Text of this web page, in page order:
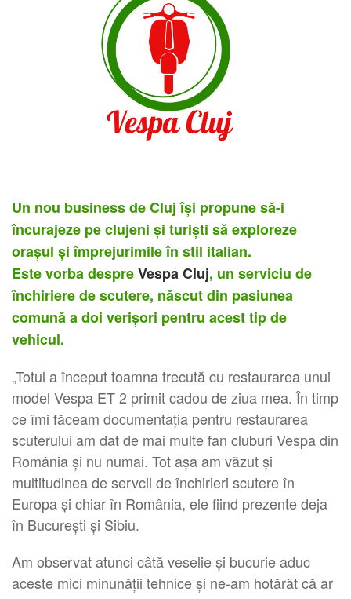
Un nou business de Cluj îşi propune să-i
încurajeze pe clujeni şi turişti să exploreze
oraşul şi împrejurimile în stil italian.
Este vorba despreVespa Cluj, un serviciu de
închiriere de scutere, născut din pasiunea
comună a doi verişori pentru acest tip de
vehicul.
„Totul a început toamna trecută cu restaurarea unui
model Vespa ET 2 primit cadou de ziua mea. În timp
ce îmi făceam documentația pentru restaurarea
scuterului am dat de mai multe fan cluburi Vespa din
România și nu numai. Tot așa am văzut și
multitudinea de servcii de închirieri scutere în
Europa și chiar în România, ele fiind prezente deja
în București și Sibiu.
Am observat atunci câtă veselie și bucurie aduc
aceste mici minunății tehnice și ne-am hotărât că ar